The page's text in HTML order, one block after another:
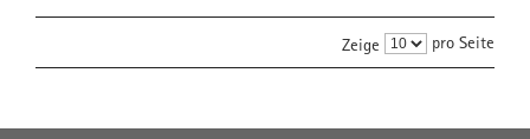
Zeige pro Seite